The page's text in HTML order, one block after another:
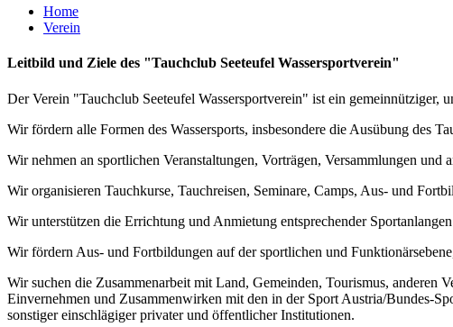
Home
Verein
Leitbild und Ziele des "Tauchclub Seeteufel Wassersportverein"
Der Verein "Tauchclub Seeteufel Wassersportverein" ist ein
Wir fördern alle Formen des Wassersports, insbesondere die Ausübung des
Wir nehmen an sportlichen Veranstaltungen, Vorträgen, Versammlungen
Wir organisieren Tauchkurse, Tauchreisen, Seminare, Camps, Aus- und
Wir unterstützen die Errichtung und Anmietung entsprechender
Wir fördern Aus- und Fortbildungen auf der sportlichen und
Wir suchen die Zusammenarbeit mit Land, Gemeinden, Tourismus, anderen
Einvernehmen und Zusammenwirken mit den in der Sport Austria/Bundes-
sonstiger einschlägiger privater und öffentlicher Institutionen.